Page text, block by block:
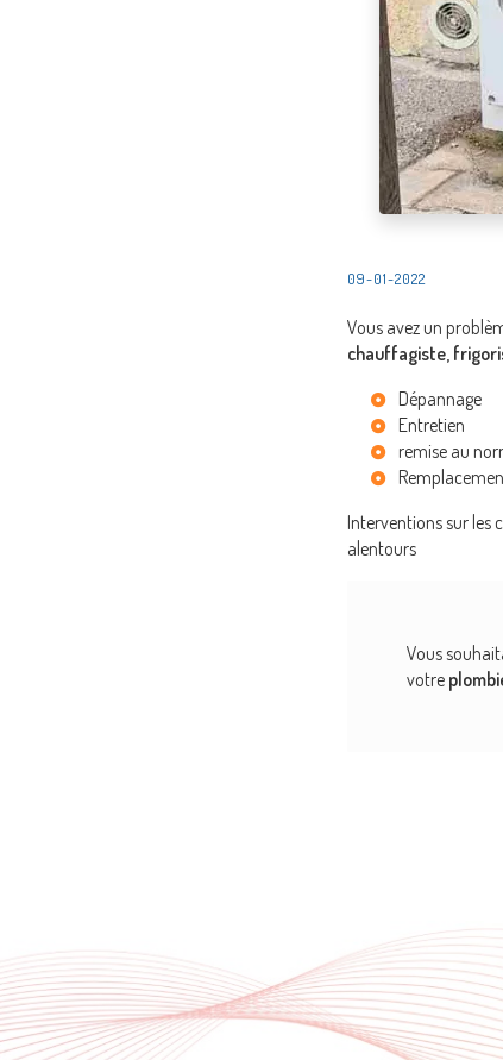
09-01-2022
Vous avez un
chauffagiste,
Dépannage
Entretien
remise au
Interventions sur les
alentours
Vous
votre